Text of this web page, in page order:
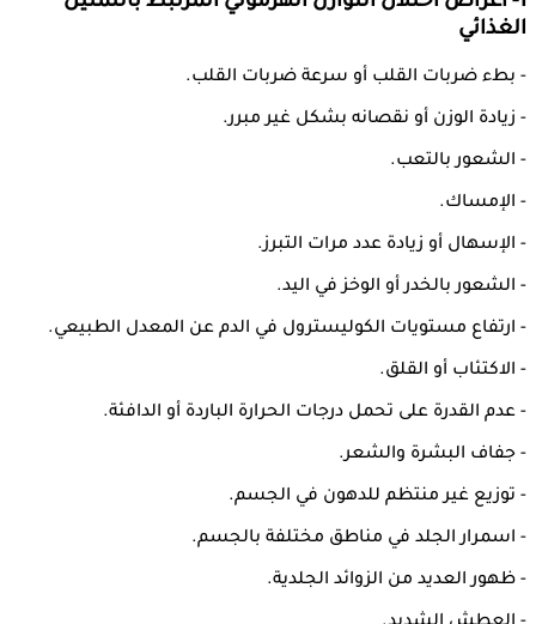
الغذائي
- بطء ضربات القلب أو سرعة ضربات القلب.
- زيادة الوزن أو نقصانه بشكل غير مبرر.
- الشعور بالتعب.
- الإمساك.
- الإسهال أو زيادة عدد مرات التبرز.
- الشعور بالخدر أو الوخز في اليد.
- ارتفاع مستويات الكوليسترول في الدم عن المعدل الطبيعي.
- الاكتئاب أو القلق.
- عدم القدرة على تحمل درجات الحرارة الباردة أو الدافئة.
- جفاف البشرة والشعر.
- توزيع غير منتظم للدهون في الجسم.
- اسمرار الجلد في مناطق مختلفة بالجسم.
- ظهور العديد من الزوائد الجلدية.